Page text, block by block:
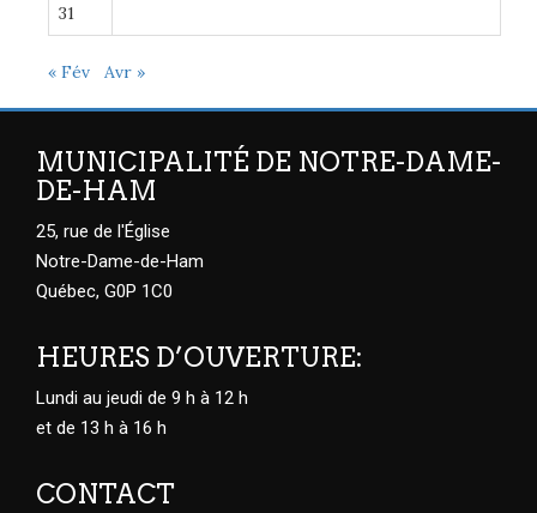
31
« Fév Avr »
MUNICIPALITÉ DE NOTRE-DAME-
DE-HAM
25, rue de l'Église
Notre-Dame-de-Ham
Québec, G0P 1C0
HEURES D’OUVERTURE:
Lundi au jeudi de 9 h à 12 h
et de 13 h à 16 h
CONTACT